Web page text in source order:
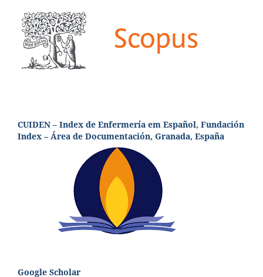
CUIDEN – Index de Enfermería em Español, Fundación
Index – Área de Documentación, Granada, España
Google Scholar